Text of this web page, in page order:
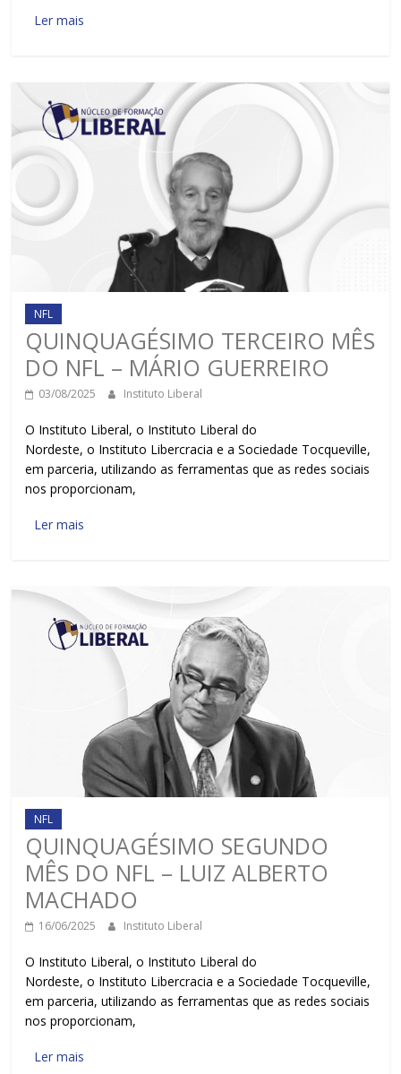
Ler mais
NFL
QUINQUAGÉSIMO TERCEIRO MÊS
DO NFL – MÁRIO GUERREIRO
03/08/2025 Instituto Liberal
O Instituto Liberal, o Instituto Liberal do
Nordeste, o Instituto Libercracia e a Sociedade Tocqueville,
em parceria, utilizando as ferramentas que as redes sociais
nos proporcionam,
Ler mais
NFL
QUINQUAGÉSIMO SEGUNDO
MÊS DO NFL – LUIZ ALBERTO
MACHADO
16/06/2025 Instituto Liberal
O Instituto Liberal, o Instituto Liberal do
Nordeste, o Instituto Libercracia e a Sociedade Tocqueville,
em parceria, utilizando as ferramentas que as redes sociais
nos proporcionam,
Ler mais